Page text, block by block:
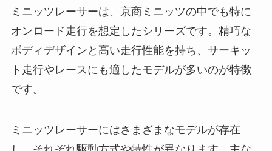
ミニッツレーサーは、京商ミニッツの中でも特に
オンロード走行を想定したシリーズです。精巧な
ボディデザインと高い走行性能を持ち、サーキッ
ト走行やレースにも適したモデルが多いのが特徴
です。
ミニッツレーサーにはさまざまなモデルが存在